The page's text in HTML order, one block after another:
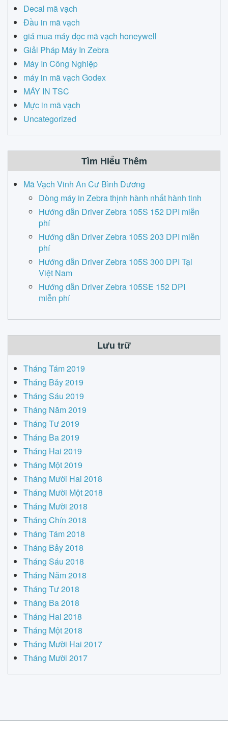
Decal mã vạch
Đầu in mã vạch
giá mua máy đọc mã vạch honeywell
Giải Pháp Máy In Zebra
Máy In Công Nghiệp
máy in mã vạch Godex
MÁY IN TSC
Mực in mã vạch
Uncategorized
Tìm Hiểu Thêm
Mã Vạch Vinh An Cư Bình Dương
Dòng máy in Zebra thịnh hành nhất hành tinh
Hướng dẫn Driver Zebra 105S 152 DPI miễn
phí
Hướng dẫn Driver Zebra 105S 203 DPI miễn
phí
Hướng dẫn Driver Zebra 105S 300 DPI Tại
Việt Nam
Hướng dẫn Driver Zebra 105SE 152 DPI
miễn phí
Lưu trữ
Tháng Tám 2019
Tháng Bảy 2019
Tháng Sáu 2019
Tháng Năm 2019
Tháng Tư 2019
Tháng Ba 2019
Tháng Hai 2019
Tháng Một 2019
Tháng Mười Hai 2018
Tháng Mười Một 2018
Tháng Mười 2018
Tháng Chín 2018
Tháng Tám 2018
Tháng Bảy 2018
Tháng Sáu 2018
Tháng Năm 2018
Tháng Tư 2018
Tháng Ba 2018
Tháng Hai 2018
Tháng Một 2018
Tháng Mười Hai 2017
Tháng Mười 2017